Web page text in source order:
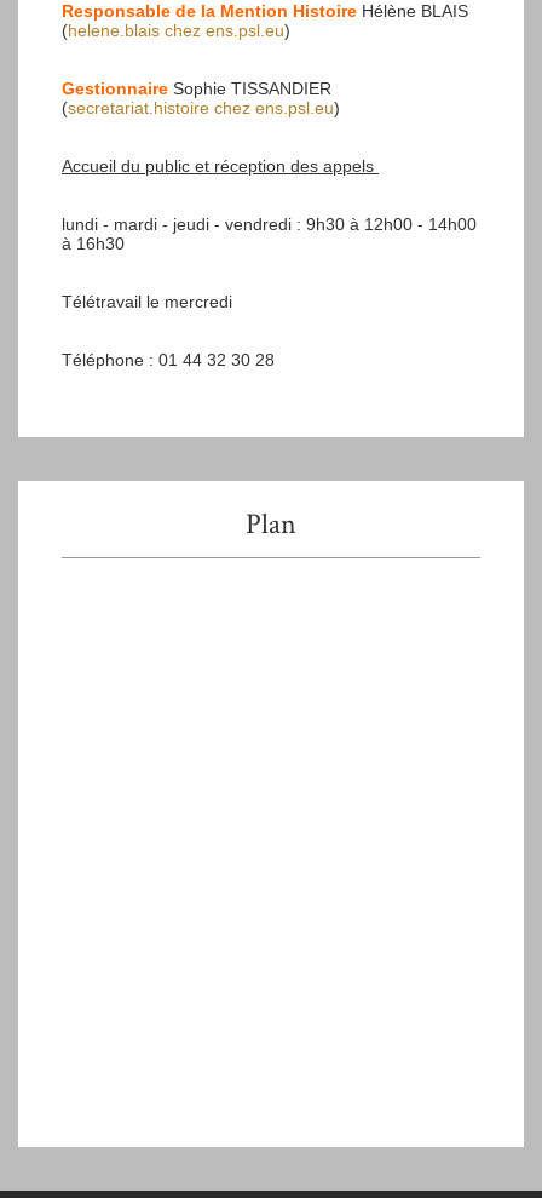
Responsable de la Mention Histoire Hélène BLAIS
(helene.blais chez ens.psl.eu)
Gestionnaire Sophie TISSANDIER
(secretariat.histoire chez ens.psl.eu)
Accueil du public et réception des appels
lundi - mardi - jeudi - vendredi : 9h30 à 12h00 - 14h00
à 16h30
Télétravail le mercredi
Téléphone : 01 44 32 30 28
Plan